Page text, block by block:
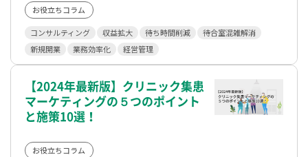
お役立ちコラム
コンサルティング 収益拡大 待ち時間削減
待合室混雑解消
新規開業
業務効率化 経営管理
【2024年最新版】クリニック集患
マーケティングの５つのポイント
と施策10選！
お役立ちコラム